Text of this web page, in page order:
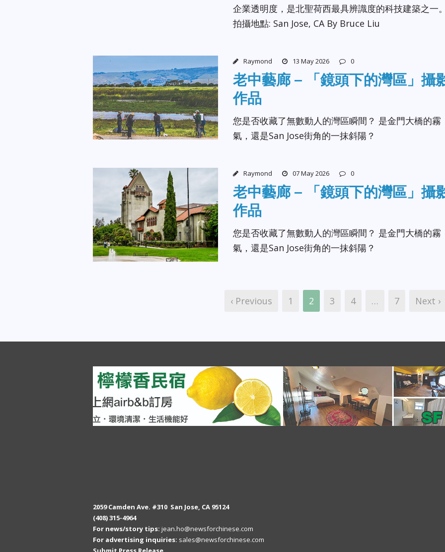
企業透明度，是北聖荷西最具辨識度的科技建築之一
拍攝地點: San Jose, CA By Bruce Liu
Raymond 13 May 2026 0
老中藝廊 – 「鏡頭下的灣區」攝
作品
您是否收藏了無數動人的灣區瞬間？ 是金門大橋的霧
氣，還是San Jose街角的一抹斜陽？
Raymond 07 May 2026 0
老中藝廊 – 「鏡頭下的灣區」攝
作品
您是否收藏了無數動人的灣區瞬間？ 是金門大橋的霧
氣，還是San Jose街角的一抹斜陽？
‹ Previous 1 2 3 4 … 7 Next ›
2059 Camden Ave. #310 San Jose, CA 95124
(408) 315-4964
For news/story tips: jean.ho@newsforchinese.com
For advertising inquiries: sales@newsforchinese.com